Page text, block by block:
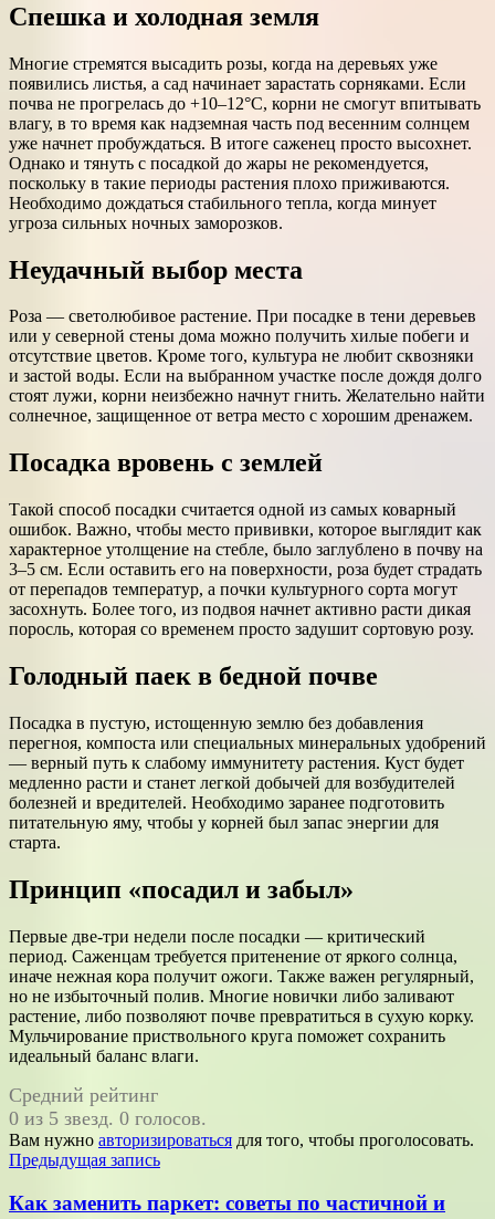
Спешка и холодная земля
Многие стремятся высадить розы, когда на деревьях уже
появились листья, а сад начинает зарастать сорняками. Если
почва не прогрелась до +10–12°C, корни не смогут впитывать
влагу, в то время как надземная часть под весенним солнцем
уже начнет пробуждаться. В итоге саженец просто высохнет.
Однако и тянуть с посадкой до жары не рекомендуется,
поскольку в такие периоды растения плохо приживаются.
Необходимо дождаться стабильного тепла, когда минует
угроза сильных ночных заморозков.
Неудачный выбор места
Роза — светолюбивое растение. При посадке в тени деревьев
или у северной стены дома можно получить хилые побеги и
отсутствие цветов. Кроме того, культура не любит сквозняки
и застой воды. Если на выбранном участке после дождя долго
стоят лужи, корни неизбежно начнут гнить. Желательно найти
солнечное, защищенное от ветра место с хорошим дренажем.
Посадка вровень с землей
Такой способ посадки считается одной из самых коварный
ошибок. Важно, чтобы место прививки, которое выглядит как
характерное утолщение на стебле, было заглублено в почву на
3–5 см. Если оставить его на поверхности, роза будет страдать
от перепадов температур, а почки культурного сорта могут
засохнуть. Более того, из подвоя начнет активно расти дикая
поросль, которая со временем просто задушит сортовую розу.
Голодный паек в бедной почве
Посадка в пустую, истощенную землю без добавления
перегноя, компоста или специальных минеральных удобрений
— верный путь к слабому иммунитету растения. Куст будет
медленно расти и станет легкой добычей для возбудителей
болезней и вредителей. Необходимо заранее подготовить
питательную яму, чтобы у корней был запас энергии для
старта.
Принцип «посадил и забыл»
Первые две-три недели после посадки — критический
период. Саженцам требуется притенение от яркого солнца,
иначе нежная кора получит ожоги. Также важен регулярный,
но не избыточный полив. Многие новички либо заливают
растение, либо позволяют почве превратиться в сухую корку.
Мульчирование приствольного круга поможет сохранить
идеальный баланс влаги.
Средний рейтинг
0 из 5 звезд. 0 голосов.
Вам нужно авторизироваться для того, чтобы проголосовать.
Навигация
по
Предыдущая запись
Как заменить паркет: советы по частичной и